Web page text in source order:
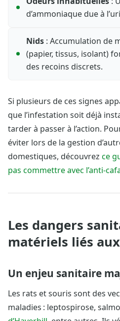
d’ammoniaque due à
Nids : Accumulation de
(papier, tissus, isolant)
des recoins discrets.
Si plusieurs de ces signes
que l’infestation soit déjà
tarder à passer à l’action.
éviter lors de la gestion
domestiques, découvrez ce
pas commettre avec l’anti-
Les dangers
matériels liés
Un enjeu sanitaire
Les rats et souris sont des
maladies : leptospirose,